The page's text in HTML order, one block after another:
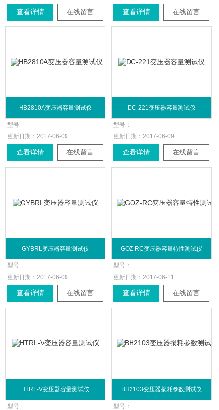
查看详情 在线留言 查看详情 在线留言
HB2810A变压器容量测试仪
型号：
更新日期：2017-06-09
查看详情 在线留言
DC-221变压器容量测试仪
型号：
更新日期：2017-06-09
查看详情 在线留言
GYBRL变压器容量测试仪
型号：
更新日期：2017-06-09
查看详情 在线留言
GOZ-RC变压器容量特性测试仪
型号：
更新日期：2017-06-11
查看详情 在线留言
HTRL-V变压器容量测试仪
型号：
BH2103变压器损耗参数测试仪
型号：